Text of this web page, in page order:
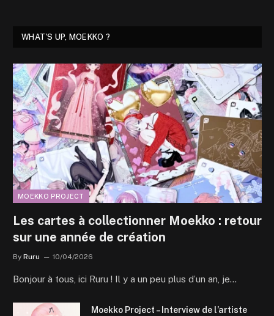
WHAT'S UP, MOEKKO ?
MOEKKO PROJECT
Les cartes à collectionner Moekko : retour
sur une année de création
By Ruru 10/04/2026
Bonjour à tous, ici Ruru ! Il y a un peu plus d’un an, je…
Moekko Project – Interview de l’artiste